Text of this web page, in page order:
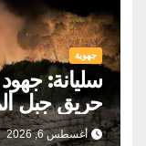
جهوية
سليانة:
حريق جبل
أغسطس 6, 2026